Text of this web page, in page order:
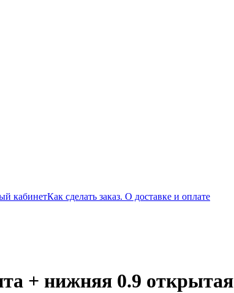
кабинетКак сделать заказ. О доставке и оплате
+ нижняя 0.9 открытая